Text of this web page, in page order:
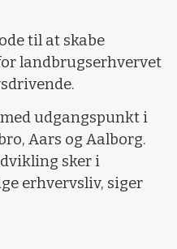
til at skabe
landbrugserhvervet
udgangspunkt i
Aars og Aalborg.
sker i
erhvervsliv, siger